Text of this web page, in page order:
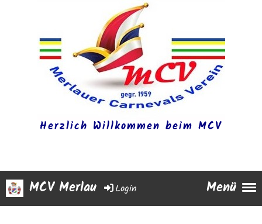
Herzlich Willkommen beim MCV
Menü
Login
MCV Merlau